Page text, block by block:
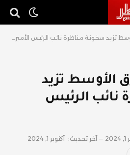
تزيد سخونة مناظرة نائب الرئيس الأميركي
الأوسط تزيد
نائب الرئيس
آخر تحديث: أكتوبر 1, 2024